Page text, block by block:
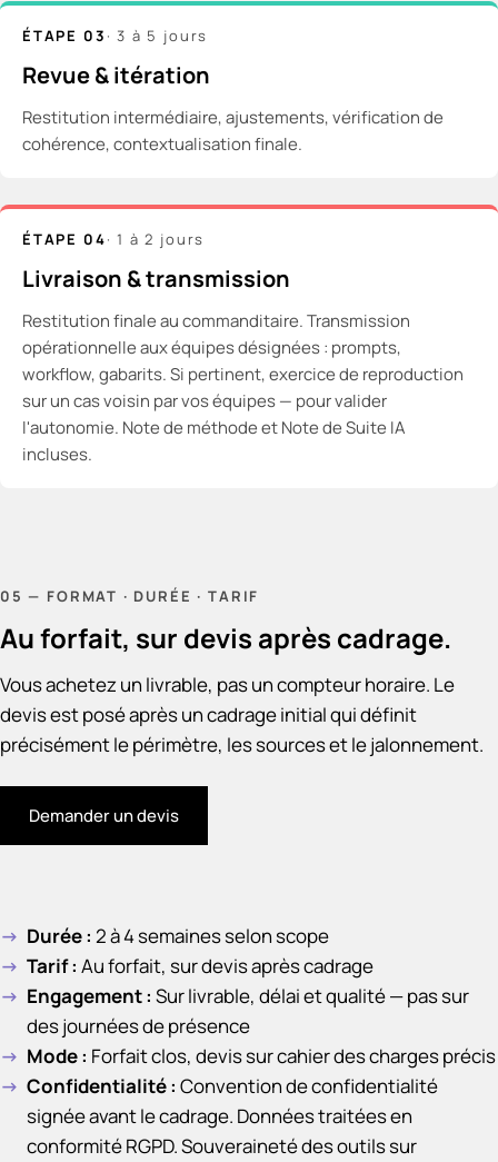
ÉTAPE 03 ·3 à 5 jours
Revue & itération
Restitution intermédiaire, ajustements, vérification de
cohérence, contextualisation finale.
ÉTAPE 04·1 à 2 jours
Livraison & transmission
Restitution finale au commanditaire. Transmission
opérationnelle aux équipes désignées : prompts,
workflow, gabarits. Si pertinent, exercice de reproduction
sur un cas voisin par vos équipes — pour valider
l'autonomie. Note de méthode et Note de Suite IA
incluses.
05 — FORMAT · DURÉE · TARIF
Au forfait, sur devis après cadrage.
Vous achetez un livrable, pas un compteur horaire. Le
devis est posé après un cadrage initial qui définit
précisément le périmètre, les sources et le jalonnement.
Demander un devis
Durée: 2 à 4 semaines selon scope
Tarif: Au forfait, sur devis après cadrage
Engagement: Sur livrable, délai et qualité — pas sur
des journées de présence
Mode: Forfait clos, devis sur cahier des charges précis
Confidentialité: Convention de confidentialité
signée avant le cadrage. Données traitées en
conformité RGPD. Souveraineté des outils sur